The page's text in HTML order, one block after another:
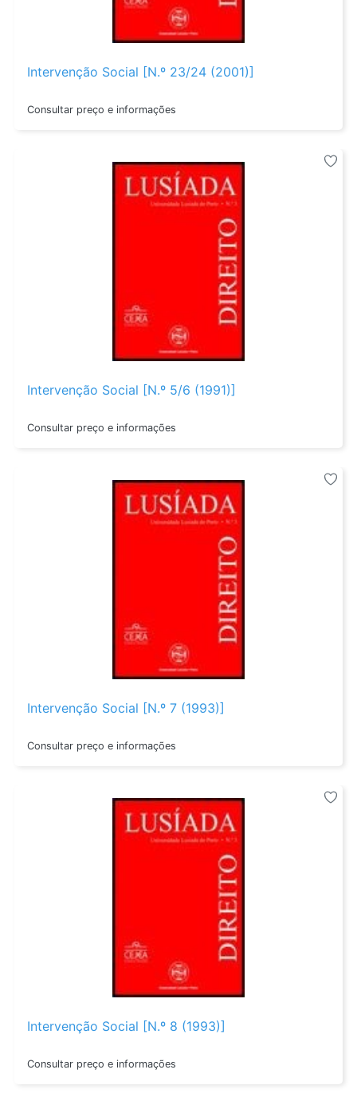
Intervenção Social [N.º 23/24 (2001)]
Consultar preço e informações
Intervenção Social [N.º 5/6 (1991)]
Consultar preço e informações
Intervenção Social [N.º 7 (1993)]
Consultar preço e informações
Intervenção Social [N.º 8 (1993)]
Consultar preço e informações